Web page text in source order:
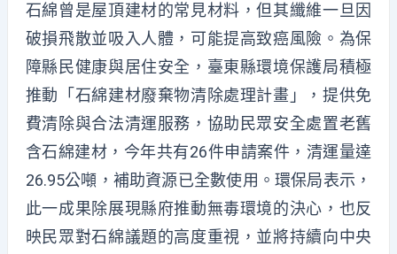
石綿曾是屋頂建材的常見材料，但其纖維一旦因
破損飛散並吸入人體，可能提高致癌風險。為保
障縣民健康與居住安全，臺東縣環境保護局積極
推動「石綿建材廢棄物清除處理計畫」，提供免
費清除與合法清運服務，協助民眾安全處置老舊
含石綿建材，今年共有26件申請案件，清運量達
26.95公噸，補助資源已全數使用。環保局表示，
此一成果除展現縣府推動無毒環境的決心，也反
映民眾對石綿議題的高度重視，並將持續向中央